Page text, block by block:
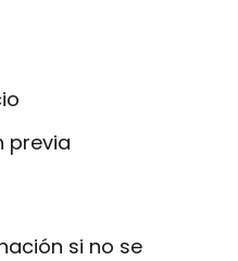
previa
si no se